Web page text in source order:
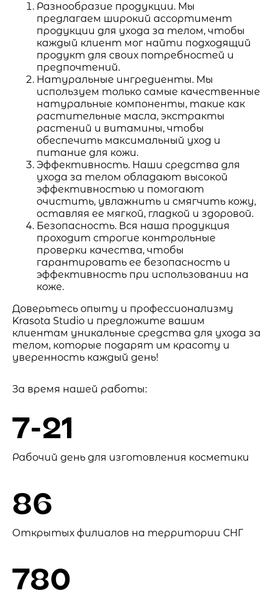
Разнообразие продукции. Мы
предлагаем широкий ассортимент
продукции для ухода за телом, чтобы
каждый клиент мог найти подходящий
продукт для своих потребностей и
предпочтений.
Натуральные ингредиенты. Мы
используем только самые качественные
натуральные компоненты, такие как
растительные масла, экстракты
растений и витамины, чтобы
обеспечить максимальный уход и
питание для кожи.
Эффективность. Наши средства для
ухода за телом обладают высокой
эффективностью и помогают
очистить, увлажнить и смягчить кожу,
оставляя ее мягкой, гладкой и здоровой.
Безопасность. Вся наша продукция
проходит строгие контрольные
проверки качества, чтобы
гарантировать ее безопасность и
эффективность при использовании на
коже.
Доверьтесь опыту и профессионализму
Krasota Studio и предложите вашим
клиентам уникальные средства для ухода за
телом, которые подарят им красоту и
уверенность каждый день!
За время нашей работы:
7-21
Рабочий день для изготовления косметики
86
Открытых филиалов на территории СНГ
780